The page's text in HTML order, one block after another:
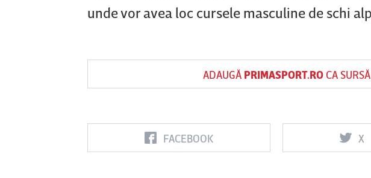
unde vor avea loc cursele masculine de schi
ADAUGĂ PRIMASPORT.ROCA
FACEBOOK X